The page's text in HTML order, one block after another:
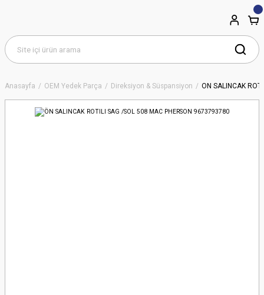
Anasayfa OEM Yedek Parça Direksiyon & Süspansiyon ÖN SALINCAK